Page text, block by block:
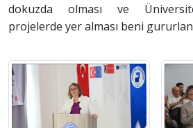
dokuzda olması ve
projelerde yer alması beni